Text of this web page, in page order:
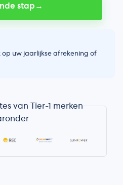
stap →
uw jaarlijkse afrekening of
van Tier-1 merken